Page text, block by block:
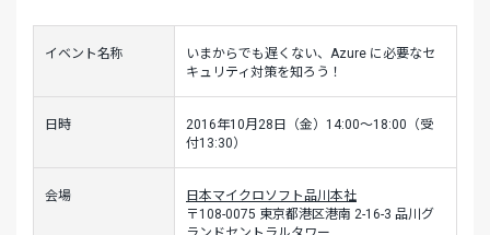
イベント名称
いまからでも遅くない、Azure に必要なセ
キュリティ対策を知ろう！
日時
2016年10月28日（金）14:00～18:00（受
付13:30）
会場
日本マイクロソフト品川本社
〒108-0075 東京都港区港南 2-16-3 品川グ